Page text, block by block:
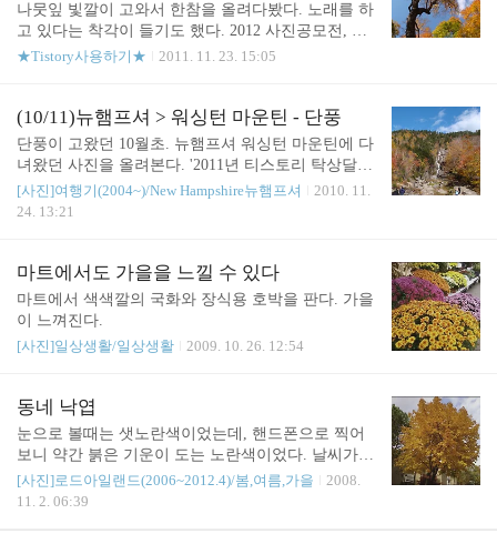
나뭇잎 빛깔이 고와서 한참을 올려다봤다. 노래를 하
고 있다는 착각이 들기도 했다. 2012 사진공모전, 가
을
★Tistory사용하기★ 2011. 11. 23. 15:05
(10/11)뉴햄프셔 > 워싱턴 마운틴 - 단풍
단풍이 고왔던 10월초. 뉴햄프셔 워싱턴 마운틴에 다
녀왔던 사진을 올려본다. '2011년 티스토리 탁상달력
공모전 - 가을' 에 출품합니다. 맑고 맑은 날. 워싱턴
마운틴 가기 전.. 이날 정말 맑고, 밝은 날이었다! 하
름에 살짝 들어갔을때 찍은 사진. 케이블카를 탈 수
있는 곳을 발견하고 좋았었다. 95번 Exit 34번쯤에 있
는 곳이다. 이런 케이블카를 타고 정상으로 갈 수 있
산 모습. 구름 사이에 해가 나왔다! 그림처럼 예쁜 풍
간 삶은 달걀과 빵을 먹다가 찍은 주변 도로를 ..
[사진]여행기(2004~)/New Hampshire뉴햄프셔
2010. 11.
24. 13:21
마트에서도 가을을 느낄 수 있다
마트에서 색색깔의 국화와 장식용 호박을 판다. 가을
이 느껴진다.
[사진]일상생활/일상생활
2009. 10. 26. 12:54
동네 낙엽
눈으로 볼때는 샛노란색이었는데, 핸드폰으로 찍어
보니 약간 붉은 기운이 도는 노란색이었다. 날씨가
많이 쌀쌀해졌다. 어느새 찬바람에 잎들이 후두둑 떨
어지는 계절이 되어버렸다.
[사진]로드아일랜드(2006~2012.4)/봄,여름,가을
2008.
11. 2. 06:39